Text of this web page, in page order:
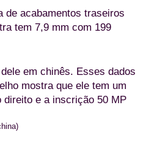
de acabamentos traseiros
tem 7,9 mm com 199